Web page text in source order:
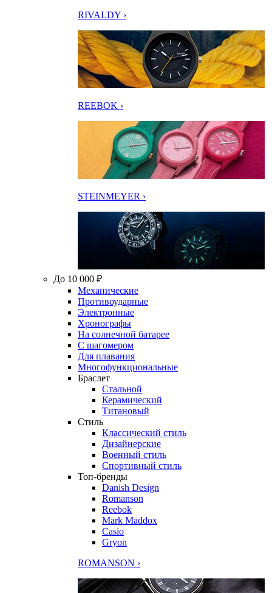
RIVALDY ›
REEBOK ›
STEINMEYER ›
До 10 000 ₽
Механические
Противоударные
Электронные
Хронографы
На солнечной батарее
С шагомером
Для плавания
Многофункциональные
Браслет
Стальной
Керамический
Титановый
Стиль
Классический стиль
Дизайнерские
Военный стиль
Спортивный стиль
Топ-бренды
Danish Design
Romanson
Reebok
Mark Maddox
Casio
Gryon
ROMANSON ›